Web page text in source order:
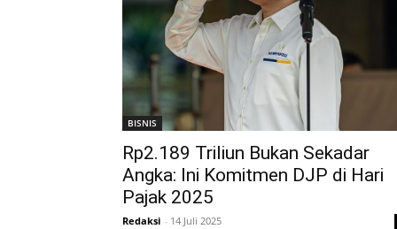
BISNIS
Rp2.189 Triliun Bukan Sekadar
Angka: Ini Komitmen DJP di Hari
Pajak 2025
Redaksi - 14 Juli 2025